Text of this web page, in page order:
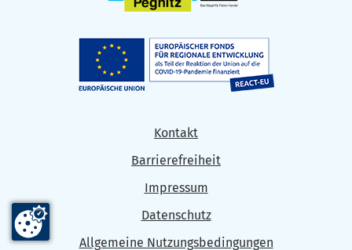
Kontakt
Barrierefreiheit
Impressum
Datenschutz
Allgemeine Nutzungsbedingungen